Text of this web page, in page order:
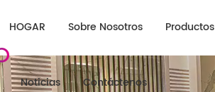
HOGAR Sobre Nosotros Productos
Noticias Contáctenos